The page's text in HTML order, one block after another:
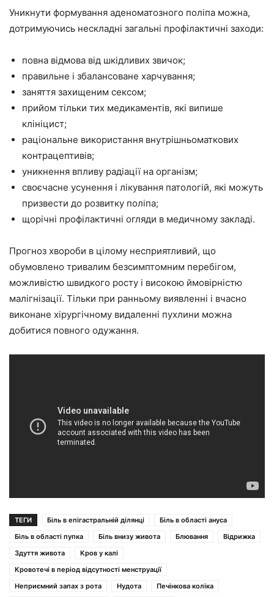
Уникнути формування аденоматозного поліпа можна,
дотримуючись нескладні загальні профілактичні заходи:
повна відмова від шкідливих звичок;
правильне і збалансоване харчування;
заняття захищеним сексом;
прийом тільки тих медикаментів, які випише
клініцист;
раціональне використання внутрішньоматкових
контрацептивів;
уникнення впливу радіації на організм;
своєчасне усунення і лікування патологій, які можуть
призвести до розвитку поліпа;
щорічні профілактичні огляди в медичному закладі.
Прогноз хвороби в цілому несприятливий, що
обумовлено тривалим безсимптомним перебігом,
можливістю швидкого росту і високою ймовірністю
малігнізації. Тільки при ранньому виявленні і вчасно
виконане хірургічному видаленні пухлини можна
добитися повного одужання.
ТЕГИ Біль в епігастральній ділянці
Біль в області ануса
Біль в області пупка
Біль внизу живота Блювання
Відрижка
Здуття живота
Кров у калі
Кровотечі в період відсутності менструації
Неприємний запах з рота
Нудота
Печінкова коліка